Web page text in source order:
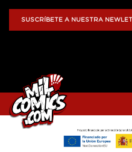
SUSCRÍBETE A NUESTRA